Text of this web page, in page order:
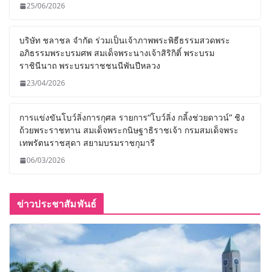
25/06/2026
บริษัท ชลาชล จำกัด ร่วมเป็นเจ้าภาพพระพิธีธรรมสวดพระ
อภิธรรมพระบรมศพ สมเด็จพระนางเจ้าสิริกิติ์ พระบรม
ราชินีนาถ พระบรมราชชนนีพันปีหลวง
23/04/2026
การแข่งขันโบว์ลิ่งการกุศล รายการ“โบว์ลิ่ง กลิ้งช่วยดาวน์” ชิง
ถ้วยพระราชทาน สมเด็จพระกนิษฐาธิราชเจ้า กรมสมเด็จพระ
เทพรัตนราชสุดา สยามบรมราชกุมารี
06/03/2026
ข่าวประชาสัมพันธ์